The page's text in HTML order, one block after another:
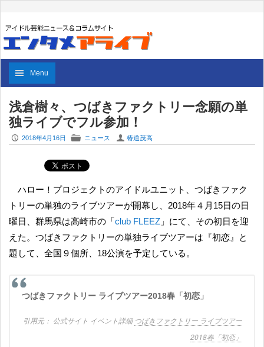
Menu
浅倉樹々、つばきファクトリー念願の単
独ライブでフル参加！
P 2018年4月16日 F ニュース U 椿道茂高
ハロー！プロジェクトのアイドルユニット、つばきファク
トリーの単独のライブツアーが開幕し、2018年４月15日の日
曜日、群馬県は高崎市の「club FLEEZ 」にて、その初日を迎
えた。つばきファクトリーの単独ライブツアーは『初恋』と
題して、全国９個所、18公演を予定している。
つばきファクトリー ライブツアー2018春「初恋」
公式サイト イベント詳細 つばきファクトリー ライブツアー
2018春「初恋」